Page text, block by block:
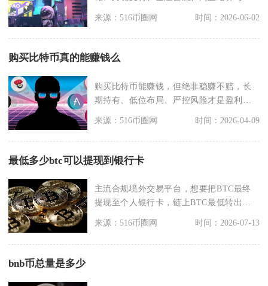
来源：516币圈网 时间：2026-06-02
购买比特币真的能赚钱么
购买比特币能赚钱，但绝非稳赚不赔，长
期持有、低位布局、严控风险才是盈利核
来源：516币圈网 时间：2026-04-09
最低多少btc可以提现到银行卡
主流合规境外交易平台，想要把BTC最终
提现至个人银行卡，链上BTC最低转出门
槛普遍为0.0
来源：516币圈网 时间：2026-07-13
bnb币总量是多少